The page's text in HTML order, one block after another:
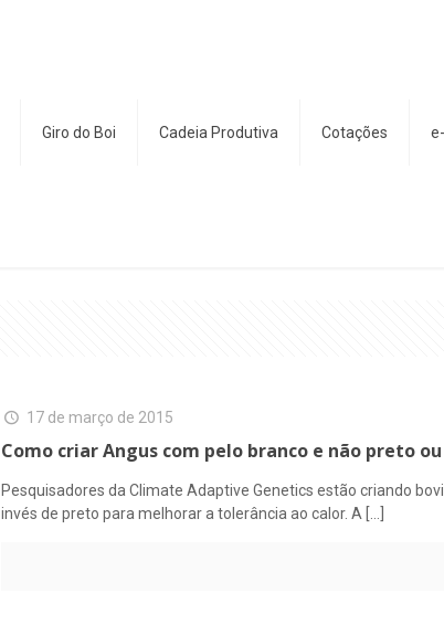
Giro do Boi Cadeia Produtiva Cotações
17 de março de 2015
Como criar Angus com pelo branco e não preto
Pesquisadores da Climate Adaptive Genetics estão criando
invés de preto para melhorar a tolerância ao calor. A